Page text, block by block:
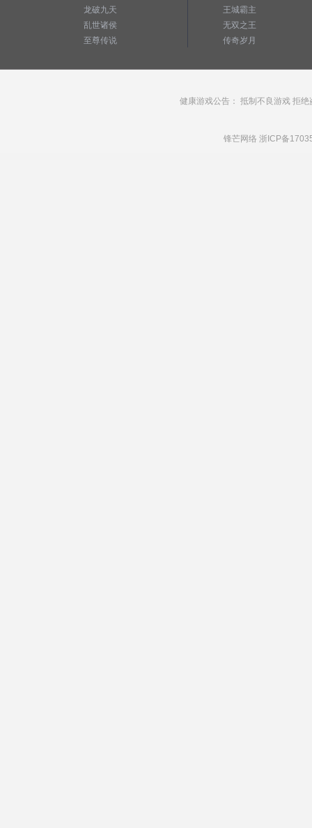
龙破九天
乱世诸侯
至尊传说
王城霸主
无双之王
传奇岁月
健康游戏公告： 抵制不良游戏 拒
锋芒网络 浙ICP备